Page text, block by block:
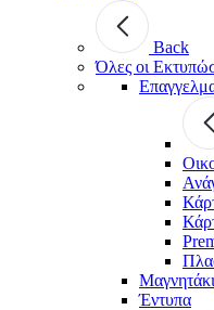
Back
Όλες οι
Έντυπα